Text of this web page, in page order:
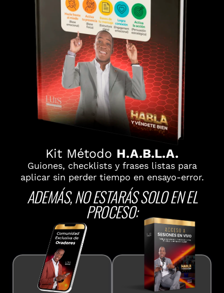
Kit Método H.A.B.L.A.
Guiones, checklists y frases listas para
aplicar sin perder tiempo en ensayo-error.
ADEMÁS, NO ESTARÁS SOLO EN EL
PROCESO: